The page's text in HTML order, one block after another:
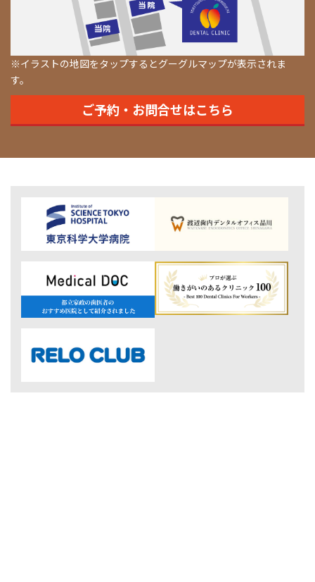
※イラストの地図をタップするとグーグルマップが表示されま
す。
ご予約・お問合せはこちら